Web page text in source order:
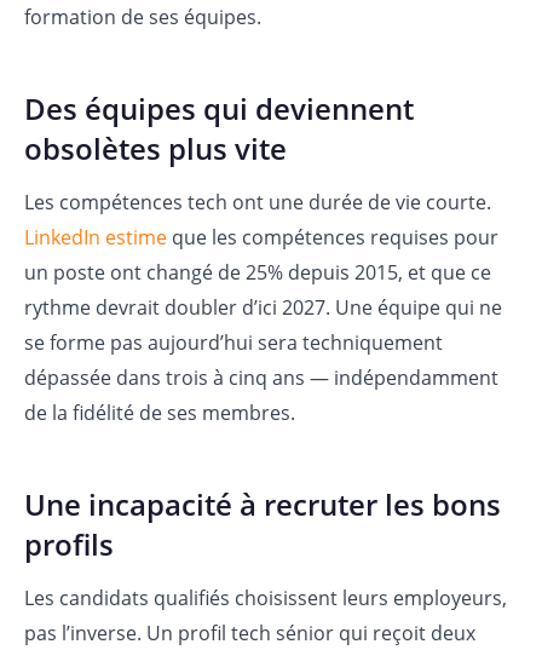
formation de ses équipes.
Des équipes qui deviennent
obsolètes plus vite
Les compétences tech ont une durée de vie courte.
LinkedIn estime que les compétences requises pour
un poste ont changé de 25% depuis 2015, et que ce
rythme devrait doubler d’ici 2027. Une équipe qui ne
se forme pas aujourd’hui sera techniquement
dépassée dans trois à cinq ans — indépendamment
de la fidélité de ses membres.
Une incapacité à recruter les bons
profils
Les candidats qualifiés choisissent leurs employeurs,
pas l’inverse. Un profil tech sénior qui reçoit deux